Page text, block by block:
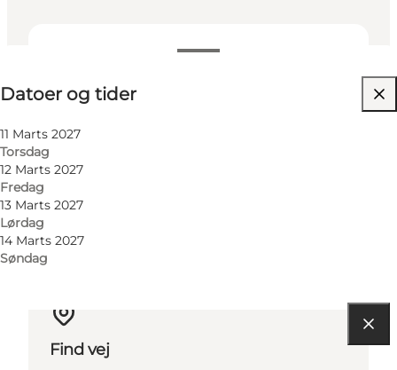
Datoer og tider
11 Marts 2027
Torsdag
12 Marts 2027
Fredag
13 Marts 2027
Lørdag
14 Marts 2027
Søndag
Besøg hjemmeside
Min virksomhed, Mig selv, Min partner, Venner,
Find vej